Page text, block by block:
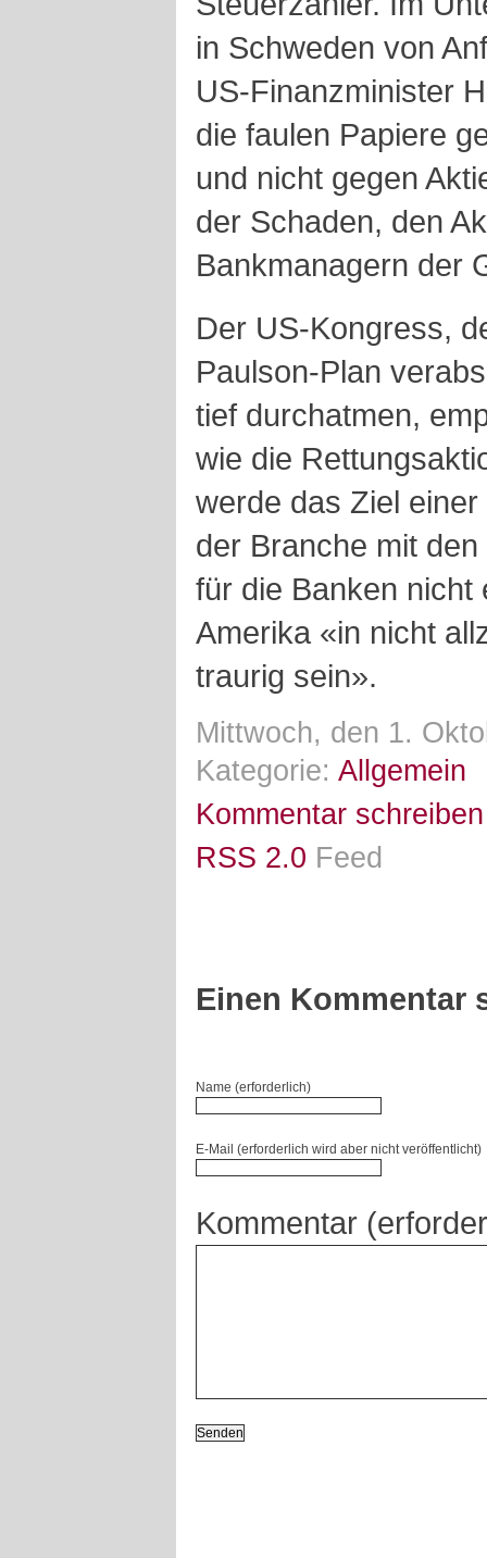
in Schweden von
US-Finanzminister
die faulen Papiere
und nicht gegen
der Schaden, den
Bankmanagern der
Der US-Kongress,
Paulson-Plan
tief durchatmen,
wie die
werde das Ziel
der Branche mit
für die Banken nicht
Amerika «in nicht
traurig sein».
Mittwoch, den 1.
Kategorie: Allgemein
Kommentar schreiben
RSS 2.0 Feed
Einen Kommentar
Name (erforderlich)
E-Mail (erforderlich wird aber nicht veröffentlicht)
Kommentar